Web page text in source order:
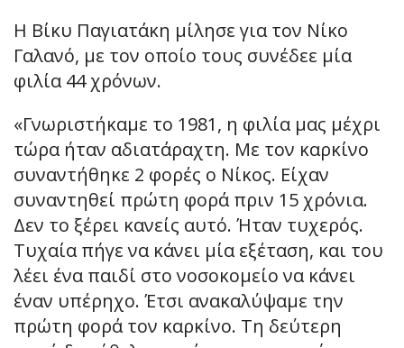
Η Βίκυ Παγιατάκη μίλησε για τον Νίκο
Γαλανό, με τον οποίο τους συνέδεε μία
φιλία 44 χρόνων.
«Γνωριστήκαμε το 1981, η φιλία μας μέχρι
τώρα ήταν αδιατάραχτη. Με τον καρκίνο
συναντήθηκε 2 φορές ο Νίκος. Είχαν
συναντηθεί πρώτη φορά πριν 15 χρόνια.
Δεν το ξέρει κανείς αυτό. Ήταν τυχερός.
Τυχαία πήγε να κάνει μία εξέταση, και του
λέει ένα παιδί στο νοσοκομείο να κάνει
έναν υπέρηχο. Έτσι ανακαλύψαμε την
πρώτη φορά τον καρκίνο. Τη δεύτερη